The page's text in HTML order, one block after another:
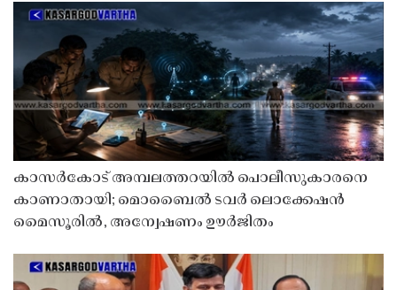
കാസർകോട് അമ്പലത്തറയിൽ പൊലീസുകാരനെ
കാണാതായി; മൊബൈൽ ടവർ ലൊക്കേഷൻ
മൈസൂരിൽ, അന്വേഷണം ഊർജിതം